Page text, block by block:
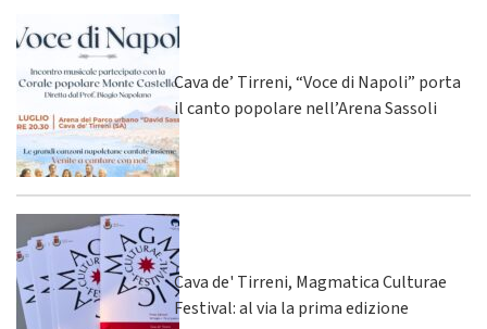
Cava de’ Tirreni, “Voce di Napoli” porta
il canto popolare nell’Arena Sassoli
Cava de' Tirreni, Magmatica Culturae
Festival: al via la prima edizione